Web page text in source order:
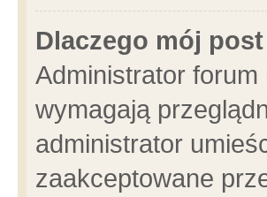
Dlaczego mój
Administrator forum
wymagają
administrator
zaakceptowane